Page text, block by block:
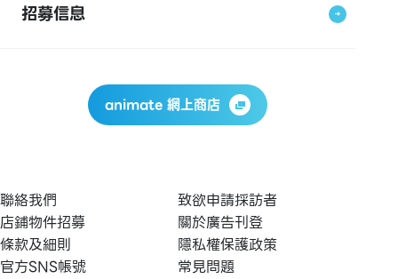
招募信息
animate 網上商店
聯絡我們
致欲申請採訪者
店鋪物件招募
關於廣告刊登
條款及細則
隱私權保護政策
官方SNS帳號
常見問題